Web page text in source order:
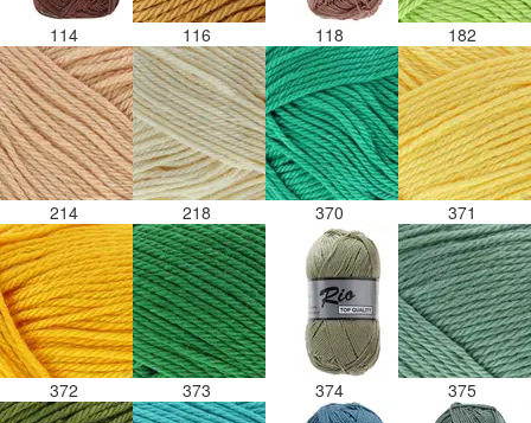
114 116 118 182
214 218 370 371
372 373 374 375